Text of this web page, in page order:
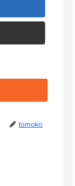
tomoko